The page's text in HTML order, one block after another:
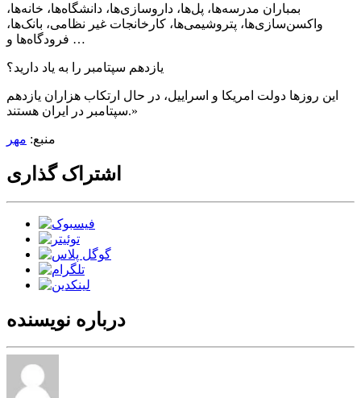
بمباران مدرسه‌ها، پل‌ها، داروسازی‌ها، دانشگاه‌ها، خانه‌ها،
واکسن‌سازی‌ها، پتروشیمی‌ها، کارخانجات غیر نظامی، بانک‌ها،
فرودگاه‌ها و …
یازدهم سپتامبر را به یاد دارید؟
این روزها دولت امریکا و اسراییل، در حال ارتکاب هزاران یازدهم
سپتامبر در ایران هستند.»
منبع: مهر
اشتراک گذاری
درباره نویسنده